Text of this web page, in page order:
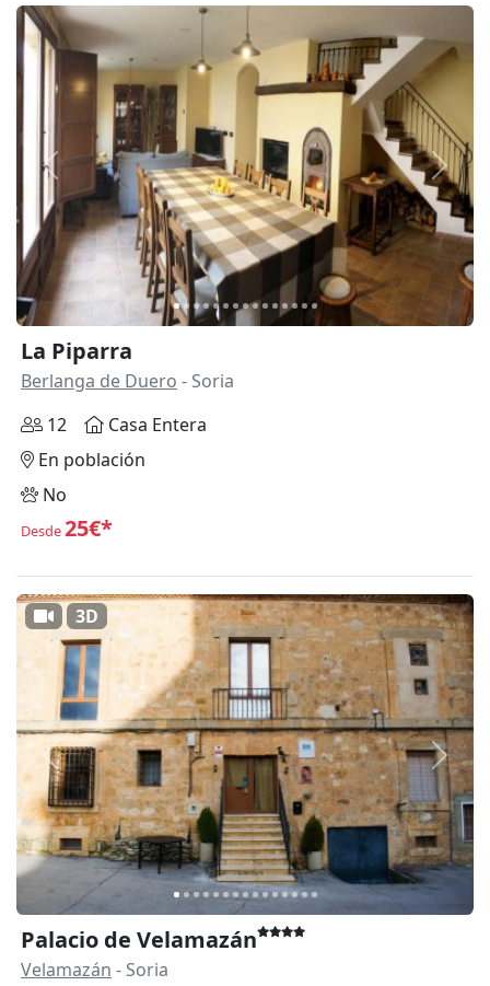
Anterior
La Piparra
Berlanga de Duero - Soria
12
Casa Entera
En población
No
Desde25€*
Anterior
3D
Palacio de Velamazán
Velamazán - Soria